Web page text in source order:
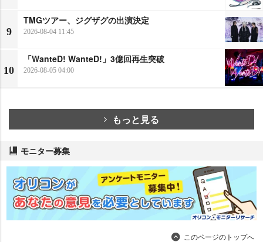
9
TMGツアー、ジグザグの出演決定
2026-08-04 11:45
10
「WanteD! WanteD!」3億回再生突破
2026-08-05 04:00
もっと見る
モニター募集
このページのトップへ